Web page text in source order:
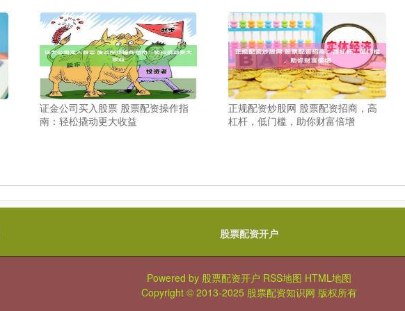
证金公司买入股票 股票配资操作指
南：轻松撬动更大收益
正规配资炒股网 股票配资招商，高
杠杆，低门槛，助你财富倍增
股票配资开户
Powered by 股票配资开户 RSS地图 HTML地图
Copyright © 2013-2025 股票配资知识网 版权所有